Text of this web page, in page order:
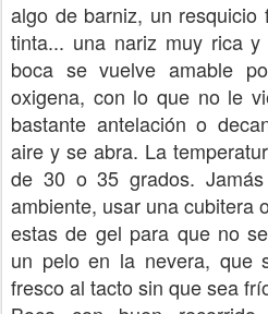
algo de barniz, un resquicio
tinta... una nariz muy rica
boca se vuelve amable
oxigena, con lo que no le
bastante antelación o
aire y se abra. La
de 30 o 35 grados.
ambiente, usar una cubitera
estas de gel para que no
un pelo en la nevera, que
fresco al tacto sin que sea